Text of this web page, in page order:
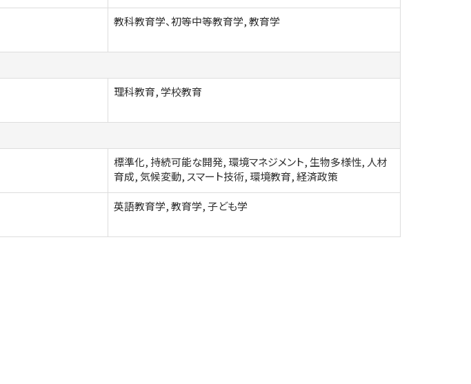
教科教育学、初等中等教育学, 教育学
理科教育, 学校教育
標準化, 持続可能な開発, 環境マネジメント, 生物多様性, 人材
育成, 気候変動, スマート技術, 環境教育, 経済政策
英語教育学, 教育学, 子ども学